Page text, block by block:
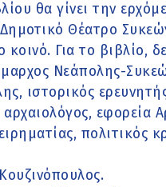
θα γίνει την
Θέατρο
κοινό. Για το βιβλίο,
Νεάπολης-
ιστορικός
εφορεία
πολιτικός